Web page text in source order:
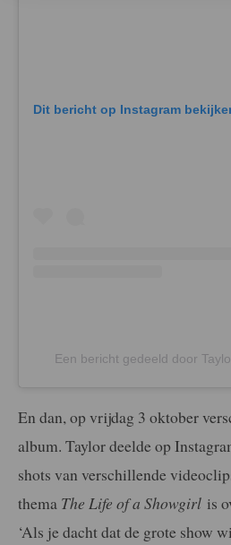
Dit bericht op Instagram
Een bericht gedeeld door
En dan, op vrijdag 3 oktober
album. Taylor deelde op
shots van verschillende
thema The Life of a Showgirl is
‘Als je dacht dat de grote show